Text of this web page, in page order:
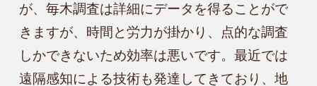
が、毎木調査は詳細にデータを得ることがで
きますが、時間と労力が掛かり、点的な調査
しかできないため効率は悪いです。最近では
遠隔感知による技術も発達してきており、地